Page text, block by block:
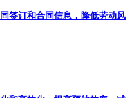
签订和合同信息，降低劳动风